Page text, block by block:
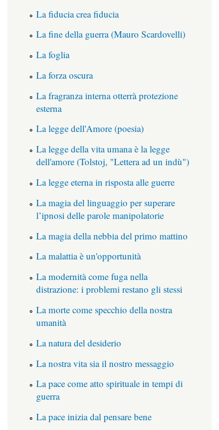
La fiducia crea fiducia
La fine della guerra (Mauro Scardovelli)
La foglia
La forza oscura
La fragranza interna otterrà protezione
esterna
La legge dell'Amore (poesia)
La legge della vita umana è la legge
dell'amore (Tolstoj, "Lettera ad un indù")
La legge eterna in risposta alle guerre
La magia del linguaggio per superare
l’ipnosi delle parole manipolatorie
La magia della nebbia del primo mattino
La malattia è un'opportunità
La modernità come fuga nella
distrazione: i problemi restano gli stessi
La morte come specchio della nostra
umanità
La natura del desiderio
La nostra vita sia il nostro messaggio
La pace come atto spirituale in tempi di
guerra
La pace inizia dal pensare bene